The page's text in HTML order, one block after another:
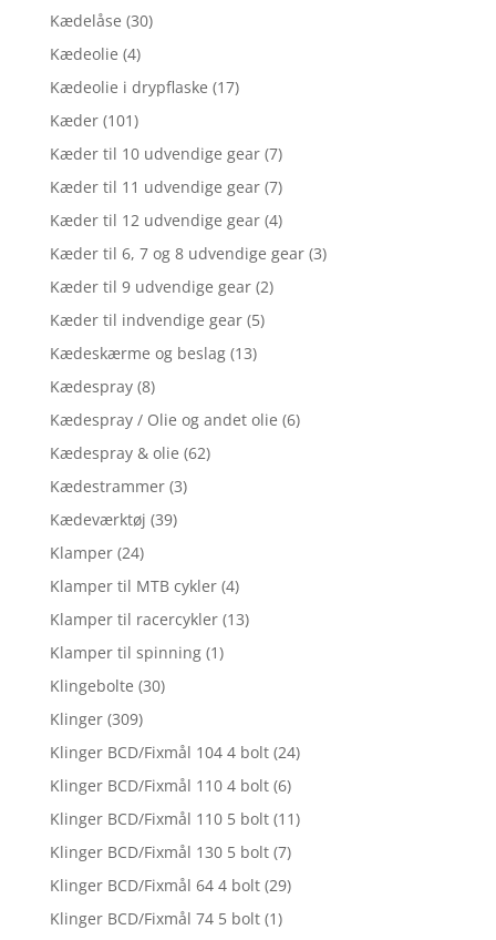
Kædelåse (30)
Kædeolie (4)
Kædeolie i drypflaske (17)
Kæder (101)
Kæder til 10 udvendige gear (7)
Kæder til 11 udvendige gear (7)
Kæder til 12 udvendige gear (4)
Kæder til 6, 7 og 8 udvendige gear (3)
Kæder til 9 udvendige gear (2)
Kæder til indvendige gear (5)
Kædeskærme og beslag (13)
Kædespray (8)
Kædespray / Olie og andet olie (6)
Kædespray & olie (62)
Kædestrammer (3)
Kædeværktøj (39)
Klamper (24)
Klamper til MTB cykler (4)
Klamper til racercykler (13)
Klamper til spinning (1)
Klingebolte (30)
Klinger (309)
Klinger BCD/Fixmål 104 4 bolt (24)
Klinger BCD/Fixmål 110 4 bolt (6)
Klinger BCD/Fixmål 110 5 bolt (11)
Klinger BCD/Fixmål 130 5 bolt (7)
Klinger BCD/Fixmål 64 4 bolt (29)
Klinger BCD/Fixmål 74 5 bolt (1)